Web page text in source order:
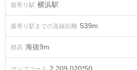
最寄り駅 横浜駅
最寄り駅までの直線距離 539m
標高 海抜9m